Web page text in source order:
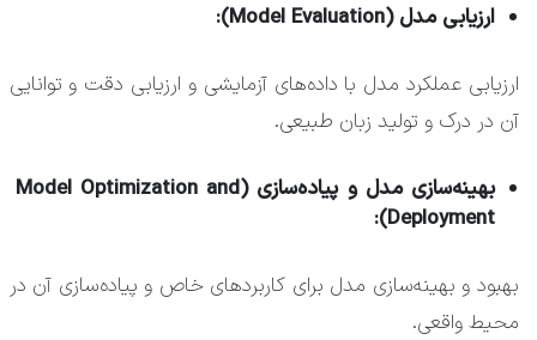
ارزیابی مدل (Model Evaluation):
ارزیابی عملکرد مدل با داده‌های آزمایشی و ارزیابی دقت و توانایی
آن در درک و تولید زبان طبیعی.
بهینه‌سازی مدل و پیاده‌سازی (Model Optimization and
Deployment):
بهبود و بهینه‌سازی مدل برای کاربردهای خاص و پیاده‌سازی آن در
محیط واقعی.